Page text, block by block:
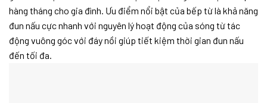
hàng tháng cho gia đình. Ưu điểm nổi bật của bếp từ là khả năng
đun nấu cực nhanh với nguyên lý hoạt động của sóng từ tác
động vuông góc với đáy nồi giúp tiết kiệm thời gian đun nấu
đến tối đa.